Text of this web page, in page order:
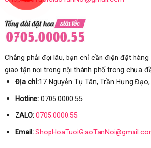
Chẳng phải đợi lâu, bạn chỉ cần điện đặt
giao tận nơi trong nội thành phố trong chưa
Địa chỉ:17 Nguyễn Tự Tân, Trần Hưng Đạo,
Hotline:0705.0000.55
ZALO: 0705.0000.55
Email: